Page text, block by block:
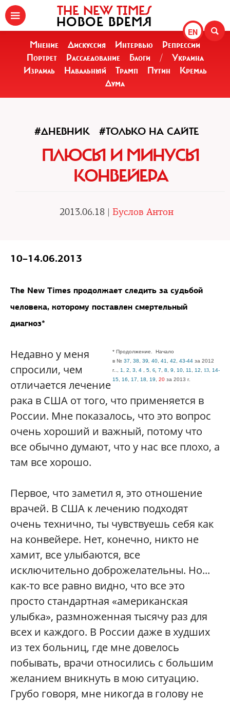
EN
THE NEW TIMES
НОВОЕ ВРЕМЯ
Мнение Дискуссия Интервью
Репрессии
Портрет
Расследование Блоги /
Украина
Израиль
Навальный Трамп Путин
Кремль
Дума
#ДНЕВНИК #ТОЛЬКО НА САЙТЕ
ПЛЮСЫ И МИНУСЫ
КОНВЕЙЕРА
2013.06.18 | Буслов Антон
10–14.06.2013
The New Times продолжает следить за судьбой
человека, которому поставлен смертельный
диагноз*
* Продолжение.
Начало
в № 37 38 39 40 41 42 43-44 за 2012
г.
1 2 3, 4 5 6 7 8 9 10 11 12 13
14-
15
16 17 18 19 20 за 2013 г.
Недавно у меня
спросили, чем
отличается лечение
рака в США от того, что применяется в
России. Мне показалось, что это вопрос
очень хороший и важный, потому что
все обычно думают, что у нас все плохо, а
там все хорошо.
Первое, что заметил я, это отношение
врачей. В США к лечению подходят
очень технично, ты чувствуешь себя как
на конвейере. Нет, конечно, никто не
хамит, все улыбаются, все
исключительно доброжелательны. Но...
как-то все равно видно, что все это
просто стандартная «американская
улыбка», размноженная тысячу раз для
всех и каждого. В России даже в худших
из тех больниц, где мне довелось
побывать, врачи относились с большим
желанием вникнуть в мою ситуацию.
Грубо говоря, мне никогда в голову не